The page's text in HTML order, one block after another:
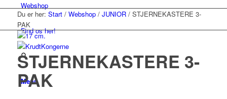
Webshop
Find os her!
Menu
Du er her: Start / Webshop / JUNIOR / STJERNEKASTERE 3-
PAK
STJERNEKASTERE 3-
PAK